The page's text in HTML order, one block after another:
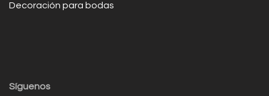
Decoración para bodas
Síguenos